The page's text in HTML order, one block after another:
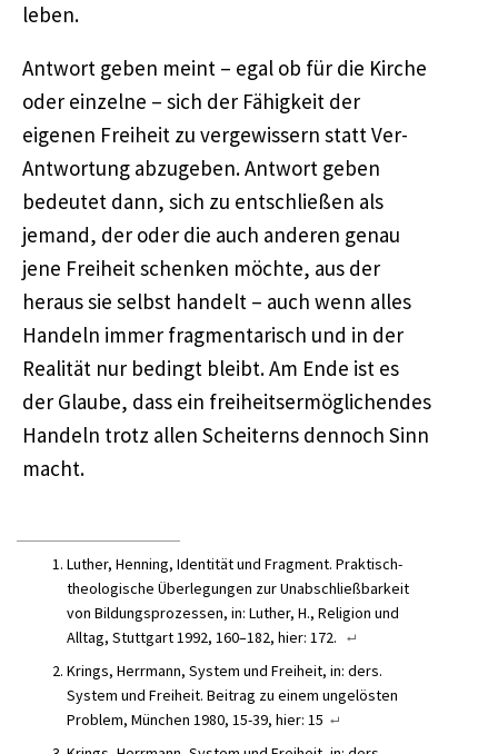
leben.
Antwort geben meint – egal ob für die Kirche
oder einzelne – sich der Fähigkeit der
eigenen Freiheit zu vergewissern statt Ver-
Antwortung abzugeben. Antwort geben
bedeutet dann, sich zu entschließen als
jemand, der oder die auch anderen genau
jene Freiheit schenken möchte, aus der
heraus sie selbst handelt – auch wenn alles
Handeln immer fragmentarisch und in der
Realität nur bedingt bleibt. Am Ende ist es
der Glaube, dass ein freiheitsermöglichendes
Handeln trotz allen Scheiterns dennoch Sinn
macht.
Luther, Henning, Identität und Fragment. Praktisch-
theologische Überlegungen zur Unabschließbarkeit
von Bildungsprozessen, in: Luther, H., Religion und
Alltag, Stuttgart 1992, 160–182, hier: 172.
Krings, Herrmann, System und Freiheit, in: ders.
System und Freiheit. Beitrag zu einem ungelösten
Problem, München 1980, 15-39, hier: 15